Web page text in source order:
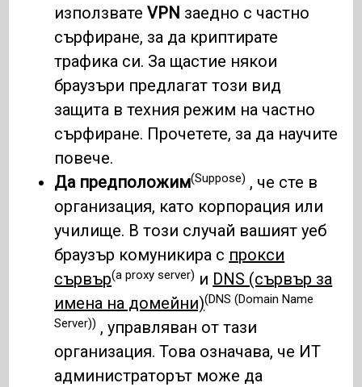
използватеVPN заедно с частно
сърфиране, за да криптирате
трафика си. За щастие някои
браузъри предлагат този вид
защита в техния режим на частно
сърфиране. Прочетете, за да научите
повече.
Да предположим(Suppose) , че сте в
организация, като корпорация или
училище. В този случай вашият уеб
браузър комуникира с прокси
сървър(a proxy server) и DNS (сървър за
имена на домейни)(DNS (Domain Name
Server)) , управляван от тази
организация. Това означава, че ИТ
администраторът може да